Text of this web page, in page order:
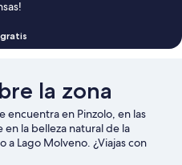
la zona
encuentra en Pinzolo, en las
la belleza natural de la
a Lago Molveno. ¿Viajas con
Esquí Dolomiti y, si te apetece